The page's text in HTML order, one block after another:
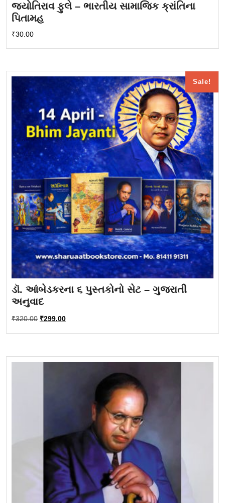
જ્યોતિરાવ ફુલે – ભારતીય સામાજિક ક્રાંતિના
પિતામહ
₹30.00
Sale!
ડૉ. આંબેડકરના ૬ પુસ્તકોનો સેટ – ગુજરાતી
અનુવાદ
₹320.00 Original
was:
₹299.00Current
is: